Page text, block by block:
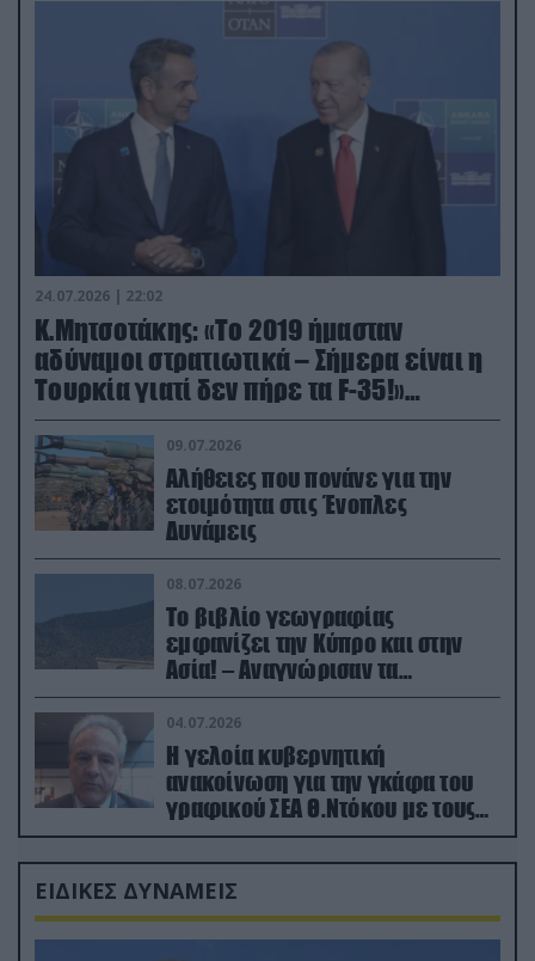
24.07.2026 | 22:02
Κ.Μητσοτάκης: «Το 2019 ήμασταν
αδύναμοι στρατιωτικά – Σήμερα είναι η
Τουρκία γιατί δεν πήρε τα F-35!»
(βίντεο)
09.07.2026
Αλήθειες που πονάνε για την
ετοιμότητα στις Ένοπλες
Δυνάμεις
08.07.2026
Το βιβλίο γεωγραφίας
εμφανίζει την Κύπρο και στην
Ασία! – Αναγνώρισαν τα
κατεχόμενα; (φωτο)
04.07.2026
Η γελοία κυβερνητική
ανακοίνωση για την γκάφα του
γραφικού ΣΕΑ Θ.Ντόκου με τους
Ρώσους φαρσέρ
ΕΙΔΙΚΕΣ ΔΥΝΑΜΕΙΣ